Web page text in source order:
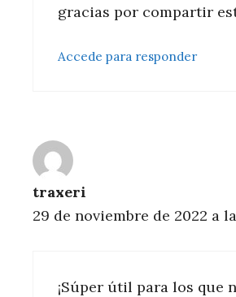
gracias por compartir
Accede para responder
traxeri
29 de noviembre de 2022 a
¡Súper útil para los que